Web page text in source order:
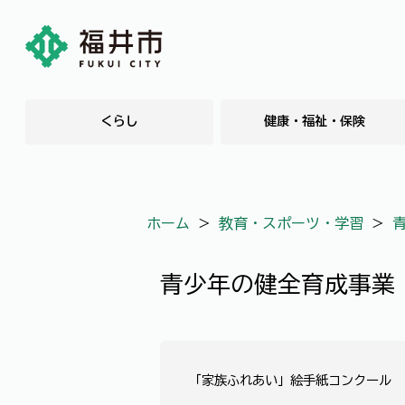
くらし 健康・福祉・保険
ホーム ＞ 教育・スポーツ・学習 ＞
青少年の健全育成事業
「家族ふれあい」絵手紙コンクール